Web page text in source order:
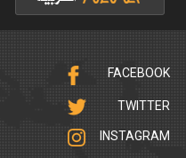
FACEBOOK
TWITTER
INSTAGRAM